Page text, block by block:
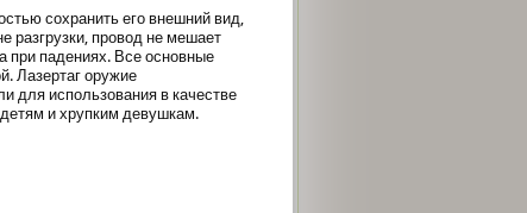
сохранить его внешний вид,
разгрузки, провод не мешает
при падениях. Все основные
Лазертаг оружие
для использования в качестве
и хрупким девушкам.